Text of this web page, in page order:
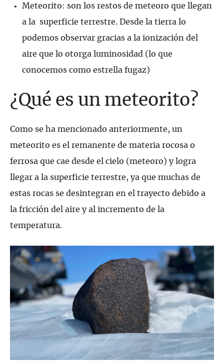
Meteorito: son los restos de meteoro que llegan
a la superficie terrestre. Desde la tierra lo
podemos observar gracias a la ionización del
aire que lo otorga luminosidad (lo que
conocemos como estrella fugaz)
¿Qué es un meteorito?
Como se ha mencionado anteriormente, un
meteorito es el remanente de materia rocosa o
ferrosa que cae desde el cielo (meteoro) y logra
llegar a la superficie terrestre, ya que muchas de
estas rocas se desintegran en el trayecto debido a
la fricción del aire y al incremento de la
temperatura.